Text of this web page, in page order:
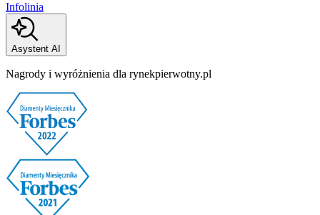
Infolinia
Asystent AI
Nagrody i wyróżnienia dla rynekpierwotny.pl